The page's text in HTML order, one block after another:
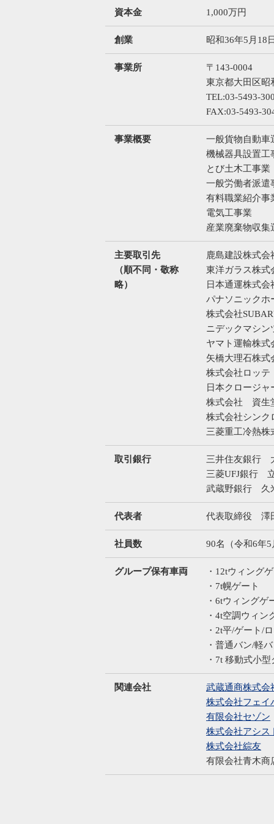
資本金 1,000万円
創業 昭和36年5月18日
事業所
〒143-0004
東京都大田区昭
TEL:03-5493-
FAX:03-5493-
事業概要
一般貨物自動車
機械器具設置工
とび土木工事業
一般労働者派遣
有料職業紹介事
電気工事業
産業廃棄物収集
主要取引先
（順不同・敬称
略）
鹿島建設株式会
東洋ガラス株式
日本通運株式会
パナソニックホ
株式会社
ニデックマシン
ヤマト運輸株式
矢橋大理石株式
株式会社ロッテ
日本クロージャ
株式会社 資生
株式会社シンク
三菱重工冷熱
取引銀行
三井住友銀行
三菱UFJ銀行
武蔵野銀行 久
代表者 代表取締役 澤
社員数 90名（令和6年5
グループ保有車両
・12tウィング
・7t幌ゲート
・6tウィングゲ
・4t空調ウィ
・2t平/ゲート/
・普通バン/軽
・7t 移動式小
関連会社
武蔵通商株式会
株式会社フェイ
有限会社セゾン
株式会社アシス
株式会社綜友
有限会社青木商